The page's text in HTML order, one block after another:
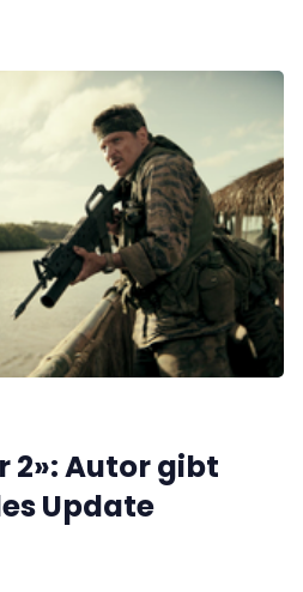
2»: Autor gibt
Update